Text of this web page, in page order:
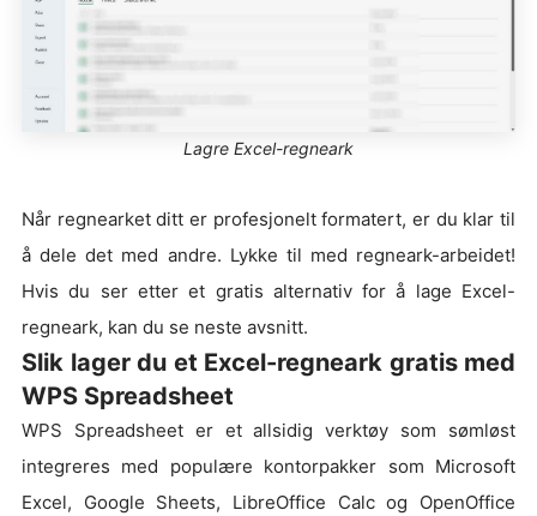
Lagre Excel-regneark
Når regnearket ditt er profesjonelt formatert, er du klar til
å dele det med andre. Lykke til med regneark-arbeidet!
Hvis du ser etter et gratis alternativ for å lage Excel-
regneark, kan du se neste avsnitt.
Slik lager du et Excel-regneark gratis med
WPS Spreadsheet
WPS Spreadsheet er et allsidig verktøy som sømløst
integreres med populære kontorpakker som Microsoft
Excel, Google Sheets, LibreOffice Calc og OpenOffice